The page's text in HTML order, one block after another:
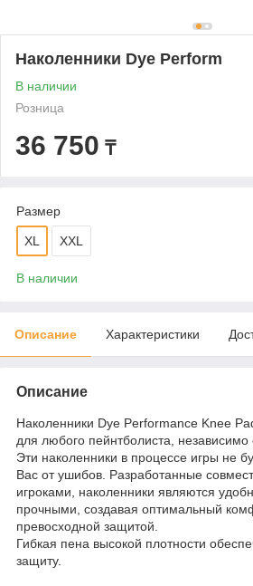
Наколенники Dye Perform
В наличии
Розница
36 750 ₸
Размер
XL XXL
В наличии
Описание Характеристики
Описание
Наколенники Dye Performance Knee
для любого пейнтболиста, независимо
Эти наколенники в процессе игры не
Вас от ушибов. Разработанные
игроками, наколенники являются
прочными, создавая оптимальный
превосходной защитой.
Гибкая пена высокой плотности
защиту.